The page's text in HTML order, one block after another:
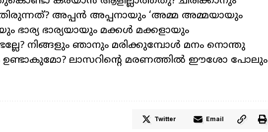
? അപ്പൻ അപ്പനായും‘അമ്മ അമ്മയായും
ഭാര്യ ഭാര്യയായും മക്കൾ മക്കളായും
? നിങ്ങളും ഞാനും മരിക്കുമ്പോൾ മനം നൊന്തു
ഉണ്ടാകുമോ? ലാസറിന്റെ മരണത്തിൽ ഈശോ പോലും
Twitter Email